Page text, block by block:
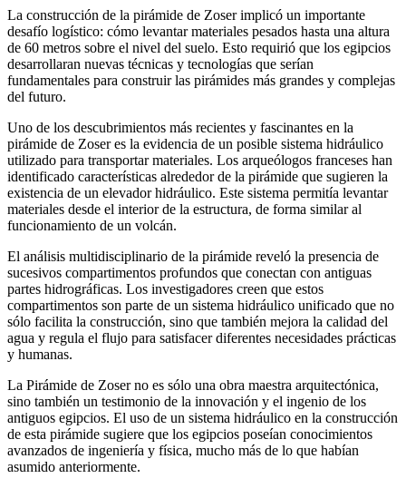
La construcción de la pirámide de Zoser implicó un importante
desafío logístico: cómo levantar materiales pesados ​​hasta una altura
de 60 metros sobre el nivel del suelo. Esto requirió que los egipcios
desarrollaran nuevas técnicas y tecnologías que serían
fundamentales para construir las pirámides más grandes y complejas
del futuro.
Uno de los descubrimientos más recientes y fascinantes en la
pirámide de Zoser es la evidencia de un posible sistema hidráulico
utilizado para transportar materiales. Los arqueólogos franceses han
identificado características alrededor de la pirámide que sugieren la
existencia de un elevador hidráulico. Este sistema permitía levantar
materiales desde el interior de la estructura, de forma similar al
funcionamiento de un volcán.
El análisis multidisciplinario de la pirámide reveló la presencia de
sucesivos compartimentos profundos que conectan con antiguas
partes hidrográficas. Los investigadores creen que estos
compartimentos son parte de un sistema hidráulico unificado que no
sólo facilita la construcción, sino que también mejora la calidad del
agua y regula el flujo para satisfacer diferentes necesidades prácticas
y humanas.
La Pirámide de Zoser no es sólo una obra maestra arquitectónica,
sino también un testimonio de la innovación y el ingenio de los
antiguos egipcios. El uso de un sistema hidráulico en la construcción
de esta pirámide sugiere que los egipcios poseían conocimientos
avanzados de ingeniería y física, mucho más de lo que habían
asumido anteriormente.